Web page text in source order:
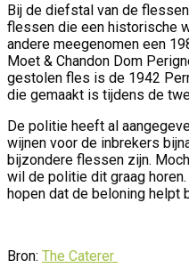
Bij de diefstal van de
flessen die een historische
andere meegenomen een
Moet & Chandon Dom
gestolen fles is de 1942
die gemaakt is tijdens de
De politie heeft al
wijnen voor de inbrekers
bijzondere flessen zijn.
wil de politie dit graag
hopen dat de beloning helpt
Bron: The Caterer